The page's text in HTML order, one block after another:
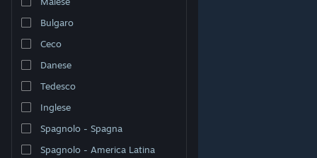
Bulgaro
Ceco
Danese
Tedesco
Inglese
Spagnolo - Spagna
Spagnolo - America Latina